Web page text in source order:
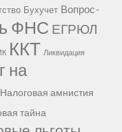
Бухучет Вопрос-
ФНС ЕГРЮЛ
ККТ Ликвидация
на
Налоговая амнистия
тайна